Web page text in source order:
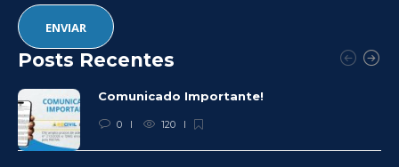
Posts Recentes
Comunicado Importante!
0 120